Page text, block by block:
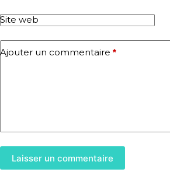
Site web
Ajouter un commentaire *
Laisser un commentaire